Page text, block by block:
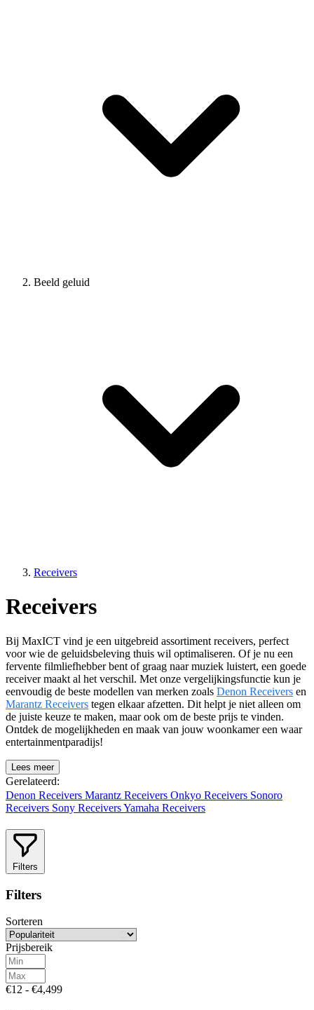
Beeld geluid
Receivers
Receivers
Bij MaxICT vind je een uitgebreid assortiment receivers, perfect
voor wie de geluidsbeleving thuis wil optimaliseren. Of je nu een
fervente filmliefhebber bent of graag naar muziek luistert, een goede
receiver maakt al het verschil. Met onze vergelijkingsfunctie kun je
eenvoudig de beste modellen van merken zoals Denon Receivers en
Marantz Receivers tegen elkaar afzetten. Dit helpt je niet alleen om
de juiste keuze te maken, maar ook om de beste prijs te vinden.
Ontdek de mogelijkheden en maak van jouw woonkamer een waar
entertainmentparadijs!
Lees meer
Gerelateerd:
Denon Receivers Marantz Receivers Onkyo Receivers Sonoro
Receivers Sony ReceiversYamaha Receivers
Filters
Filters
Sorteren
Prijsbereik
€12 - €4,499